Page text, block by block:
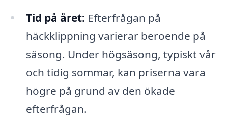
Tid på året: Efterfrågan på
häckklippning varierar beroende på
säsong. Under högsäsong, typiskt vår
och tidig sommar, kan priserna vara
högre på grund av den ökade
efterfrågan.